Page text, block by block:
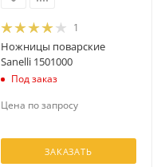
1
Ножницы поварские
Sanelli 1501000
Под заказ
Цена по запросу
ЗАКАЗАТЬ